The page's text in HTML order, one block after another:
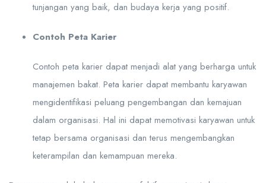
tunjangan yang baik, dan budaya kerja yang positif.
Contoh Peta Karier
Contoh peta karier dapat menjadi alat yang berharga untuk
manajemen bakat. Peta karier dapat membantu karyawan
mengidentifikasi peluang pengembangan dan kemajuan
dalam organisasi. Hal ini dapat memotivasi karyawan untuk
tetap bersama organisasi dan terus mengembangkan
keterampilan dan kemampuan mereka.